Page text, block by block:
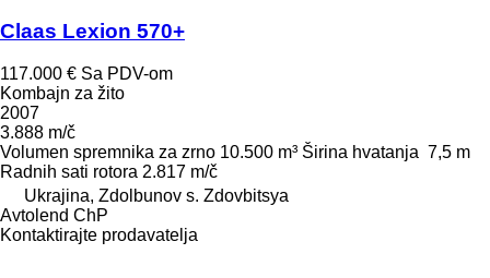
Claas Lexion 570+
117.000 € Sa PDV-om
Kombajn za žito
2007
3.888 m/č
Volumen spremnika za zrno 10.500 m³ Širina hvatanja 7,5 m
Radnih sati rotora 2.817 m/č
Ukrajina, Zdolbunov s. Zdovbitsya
Avtolend ChP
Kontaktirajte prodavatelja